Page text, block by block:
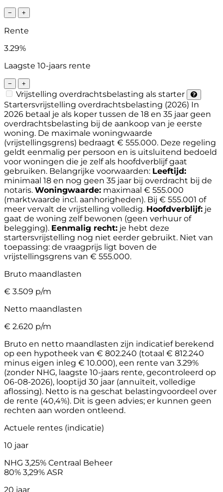
− +
Rente
3.29%
Laagste 10-jaars rente
− +
Vrijstelling overdrachtsbelasting als starter
Startersvrijstelling overdrachtsbelasting (2026) In
2026 betaal je als koper tussen de 18 en 35 jaar geen
overdrachtsbelasting bij de aankoop van je eerste
woning. De maximale woningwaarde
(vrijstellingsgrens) bedraagt € 555.000. Deze regeling
geldt eenmalig per persoon en is uitsluitend bedoeld
voor woningen die je zelf als hoofdverblijf gaat
gebruiken. Belangrijke voorwaarden: Leeftijd:
minimaal 18 en nog geen 35 jaar bij overdracht bij de
notaris. Woningwaarde: maximaal € 555.000
(marktwaarde incl. aanhorigheden). Bij € 555.001 of
meer vervalt de vrijstelling volledig. Hoofdverblijf: je
gaat de woning zelf bewonen (geen verhuur of
belegging). Eenmalig recht: je hebt deze
startersvrijstelling nog niet eerder gebruikt. Niet van
toepassing: de vraagprijs ligt boven de
vrijstellingsgrens van € 555.000.
Bruto maandlasten
€ 3.509 p/m
Netto maandlasten
€ 2.620 p/m
Bruto en netto maandlasten zijn indicatief berekend
op een hypotheek van € 802.240 (totaal € 812.240
minus eigen inleg € 10.000), een rente van 3.29%
(zonder NHG, laagste 10-jaars rente, gecontroleerd op
06-08-2026), looptijd 30 jaar (annuïteit, volledige
aflossing). Netto is na geschat belastingvoordeel over
de rente (40,4%). Dit is geen advies; er kunnen geen
rechten aan worden ontleend.
Actuele rentes (indicatie)
10 jaar
NHG 3,25% Centraal Beheer
80% 3,29% ASR
20 jaar